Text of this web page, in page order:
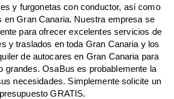
y furgonetas con conductor, así como
en Gran Canaria. Nuestra empresa se
para ofrecer excelentes servicios de
y traslados en toda Gran Canaria y los
de autocares en Gran Canaria para
grandes. OsaBus es probablemente la
necesidades. Simplemente solicite un
presupuesto GRATIS.